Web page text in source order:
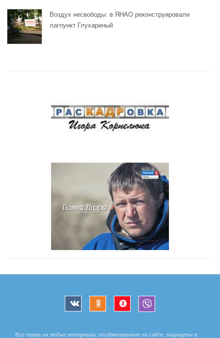
Воздух несвободы: в ЯНАО реконструировали
лагпункт Глухариный
Все права на любые материалы, опубликованные на сайте, защищены в